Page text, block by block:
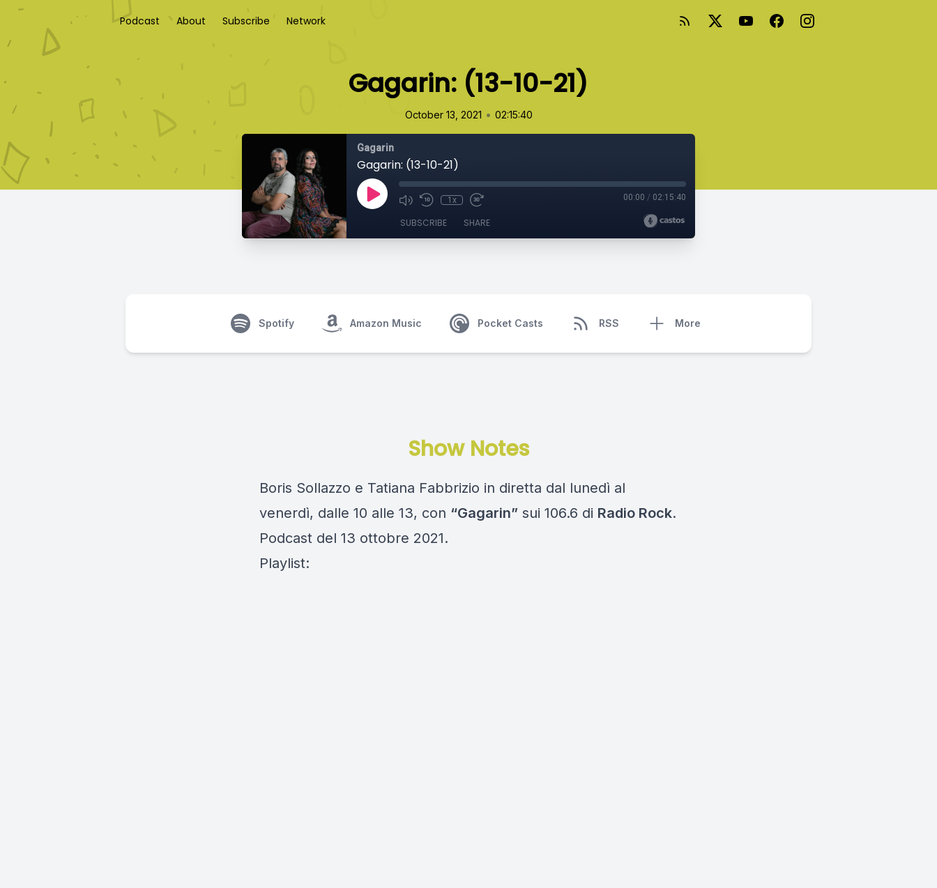
Podcast About Subscribe Network
Gagarin: (13-10-21)
October 13, 2021 • 02:15:40
Gagarin
Gagarin: (13-10-21)
1x 00:00 / 02:15:40
SUBSCRIBE SHARE
Spotify Amazon Music Pocket Casts RSS More
Show Notes
Boris Sollazzo e Tatiana Fabbrizio in diretta dal lunedì al
venerdì, dalle 10 alle 13, con “Gagarin” sui 106.6 di Radio Rock.
Podcast del 13 ottobre 2021.
Playlist: